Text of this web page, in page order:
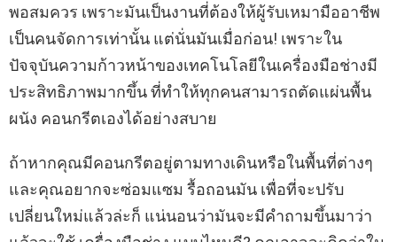
พอสมควร เพราะมันเป็นงานที่ต้องให้ผู้รับเหมามืออาชีพ
เป็นคนจัดการเท่านั้น แต่นั่นมันเมื่อก่อน! เพราะใน
ปัจจุบันความก้าวหน้าของเทคโนโลยีในเครื่องมือช่างมี
ประสิทธิภาพมากขึ้น ที่ทำให้ทุกคนสามารถตัดแผ่นพื้น
ผนัง คอนกรีตเองได้อย่างสบาย
ถ้าหากคุณมีคอนกรีตอยู่ตามทางเดินหรือในพื้นที่ต่างๆ
และคุณอยากจะซ่อมแซม รื้อถอนมัน เพื่อที่จะปรับ
เปลี่ยนใหม่แล้วล่ะก็ แน่นอนว่ามันจะมีคำถามขึ้นมาว่า